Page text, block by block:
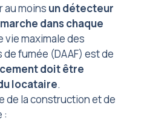
au moins un détecteur
dans chaque
vie maximale des
fumée (DAAF) est de
doit être
locataire.
de la construction et de
: